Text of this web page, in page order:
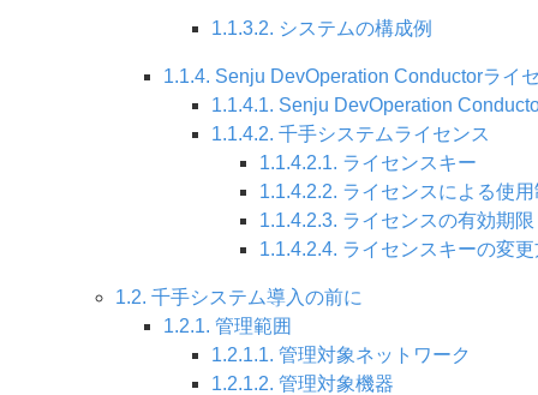
1.1.3.2. システムの構成例
1.1.4. Senju DevOperation Conductorライ
1.1.4.1. Senju DevOperation
1.1.4.2. 千手システムライセンス
1.1.4.2.1. ライセンスキー
1.1.4.2.2. ライセンスによる使
1.1.4.2.3. ライセンスの有効期限
1.1.4.2.4. ライセンスキーの変
1.2. 千手システム導入の前に
1.2.1. 管理範囲
1.2.1.1. 管理対象ネットワーク
1.2.1.2. 管理対象機器